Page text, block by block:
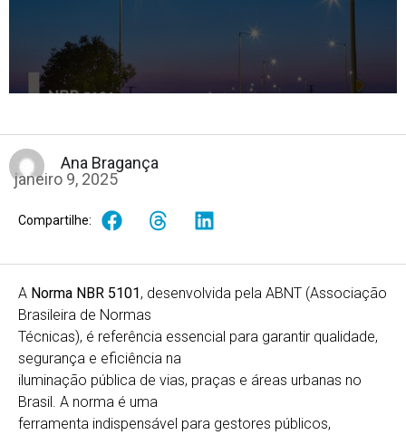
Ana Bragança
janeiro 9, 2025
Compartilhe:
A Norma NBR 5101, desenvolvida pela ABNT (Associação
Brasileira de Normas
Técnicas), é referência essencial para garantir qualidade,
segurança e eficiência na
iluminação pública de vias, praças e áreas urbanas no
Brasil. A norma é uma
ferramenta indispensável para gestores públicos,